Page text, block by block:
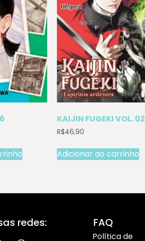
KAIJIN FUGEKI VOL. 02
R$46,90
Adicionar ao carrinho
redes: FAQ
Política de